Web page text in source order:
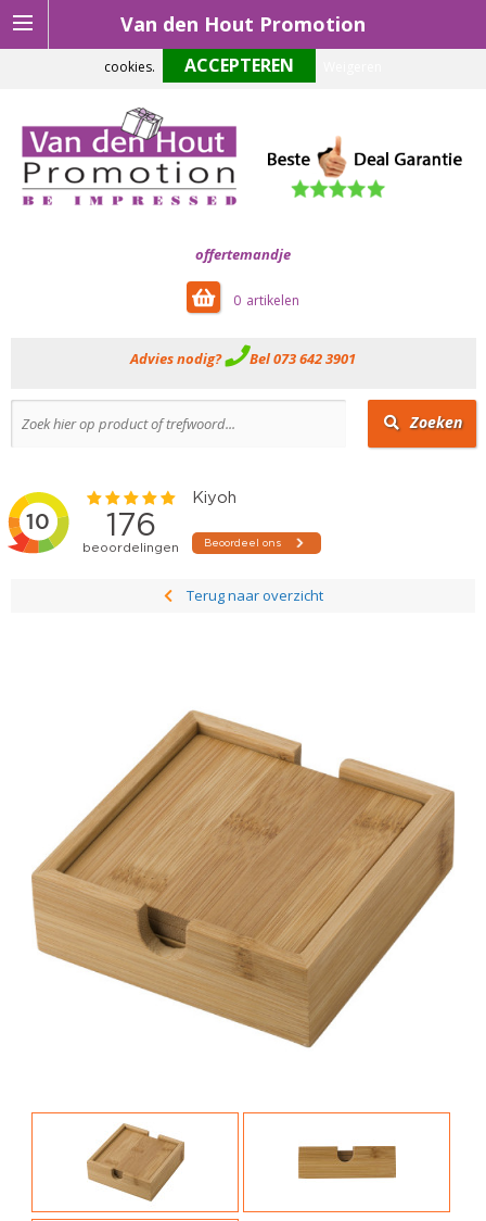
Van den Hout Promotion
offertemandje
0
Advies nodig? Bel 073 642 3901
Zoeken
Terug naar overzicht
Om onze website optimaal te laten functioneren maken wij gebruik van
cookies.